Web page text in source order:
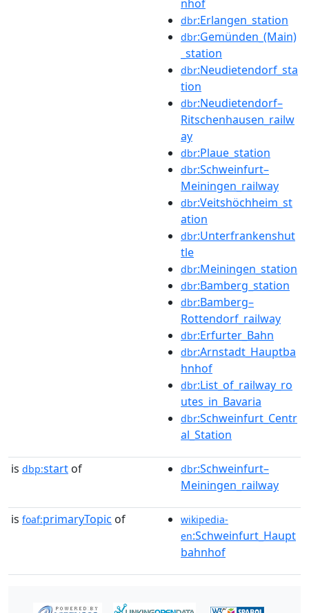
nhof
dbr:Erlangen_station
dbr:Gemünden_(Main)
_station
dbr:Neudietendorf_sta
tion
dbr:Neudietendorf–
Ritschenhausen_railw
ay
dbr:Plaue_station
dbr:Schweinfurt–
Meiningen_railway
dbr:Veitshöchheim_st
ation
dbr:Unterfrankenshut
tle
dbr:Meiningen_station
dbr:Bamberg_station
dbr:Bamberg–
Rottendorf_railway
dbr:Erfurter_Bahn
dbr:Arnstadt_Hauptba
hnhof
dbr:List_of_railway_ro
utes_in_Bavaria
dbr:Schweinfurt_Centr
al_Station
is dbp:start of dbr:Schweinfurt–
Meiningen_railway
is foaf:primaryTopic of
wikipedia-
en:Schweinfurt_Haupt
bahnhof